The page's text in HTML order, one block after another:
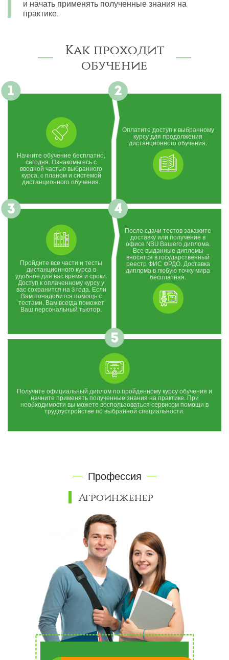
и начать применять полученные знания на
практике.
Как проходит
обучение
Начните обучение бесплатно,
сегодня. Ознакомьтесь с
вводной частью выбранного
курса, c планом и системой
дистанционного обучения.
Оплатите доступ к выбранному
курсу для продолжения
дистанционного обучения.
Пройдите все части и тесты
дистанционного курса в
удобное для вас время и сроки.
Доступ к оплаченному курсу у
вас сохранится на 3 года. Если
Вам понадобится помощь с
тестами, Вам всегда поможет
Ваш персональный тьютор.
После сдачи тестов закажите
доставку или получение в
офисе NBU Вашего диплома.
Все выданные дипломы
вносятся в государственный
реестр ФИС ФРДО. Доставка
диплома в любую точку мира
бесплатная.
Получите официальный диплом по пройденному курсу обучения и
начните применять полученные знания на практике. При
необходимости вы можете воспользоваться сервисом помощи в
трудоустройстве по выбранной специальности.
Профессия
Агроинженер